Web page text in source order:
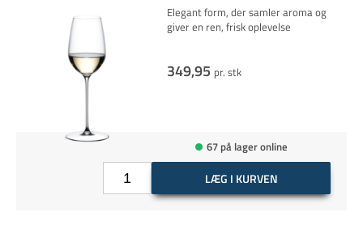
Elegant form, der samler aroma og
giver en ren, frisk oplevelse
349,95 pr. stk
67 på lager online
LÆG I KURVEN